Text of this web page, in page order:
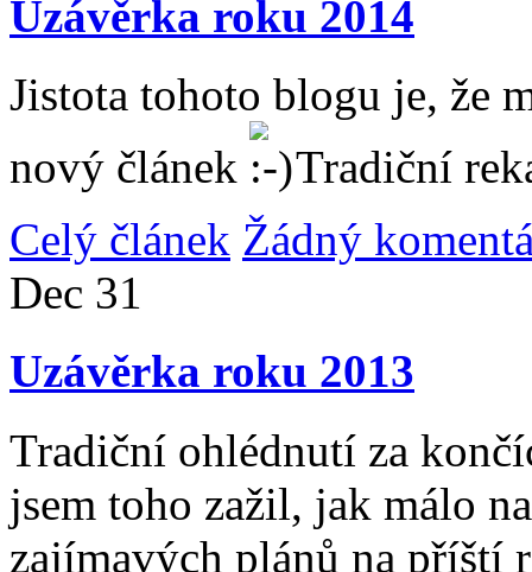
Uzávěrka roku 2014
Jistota tohoto blogu je, že
nový článek
Tradiční
Celý článek Žádný
Dec 31
Uzávěrka roku 2013
Tradiční ohlédnutí za
jsem toho zažil, jak málo
zajímavých plánů na příští